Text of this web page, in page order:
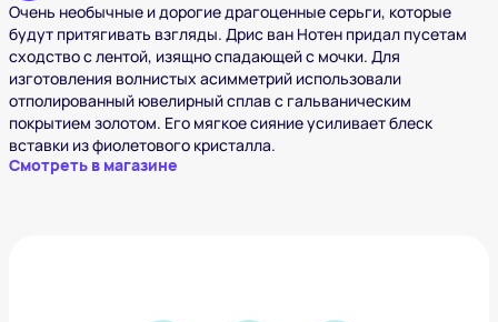
Очень необычные и дорогие драгоценные серьги, которые
будут притягивать взгляды. Дрис ван Нотен придал пусетам
сходство с лентой, изящно спадающей с мочки. Для
изготовления волнистых асимметрий использовали
отполированный ювелирный сплав с гальваническим
покрытием золотом. Его мягкое сияние усиливает блеск
вставки из фиолетового кристалла.
Смотреть в магазине